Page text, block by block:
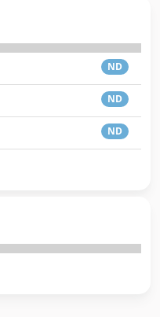
ND
ND
ND